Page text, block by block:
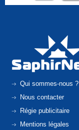
Qui sommes-nous ?
Nous contacter
Régie publicitaire
Mentions légales